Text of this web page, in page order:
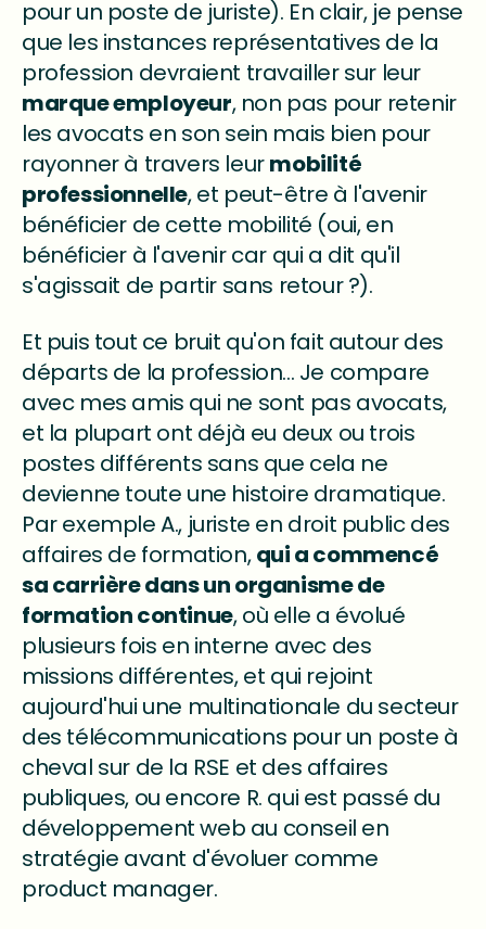
pour un poste de juriste). En clair, je pense
que les instances représentatives de la
profession devraient travailler sur leur
marque employeur, non pas pour retenir
les avocats en son sein mais bien pour
rayonner à travers leurmobilité
professionnelle, et peut-être à l'avenir
bénéficier de cette mobilité (oui, en
bénéficier à l'avenir car qui a dit qu'il
s'agissait de partir sans retour ?).
Et puis tout ce bruit qu'on fait autour des
départs de la profession... Je compare
avec mes amis qui ne sont pas avocats,
et la plupart ont déjà eu deux ou trois
postes différents sans que cela ne
devienne toute une histoire dramatique.
Par exemple A., juriste en droit public des
affaires de formation,qui a commencé
sa carrière dans un organisme de
formation continue, où elle a évolué
plusieurs fois en interne avec des
missions différentes, et qui rejoint
aujourd'hui une multinationale du secteur
des télécommunications pour un poste à
cheval sur de la RSE et des affaires
publiques, ou encore R. qui est passé du
développement web au conseil en
stratégie avant d'évoluer comme
product manager.